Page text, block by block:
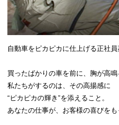
自動車をピカピカに仕上げる正社員
買ったばかりの車を前に、胸が高
私たちがするのは、その高揚感に
“ピカピカの輝き”を添えること。
あなたの仕事が、お客様の喜びをも